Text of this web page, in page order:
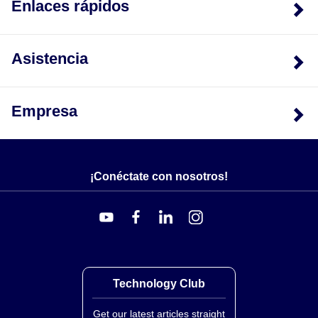
Enlaces rápidos
Asistencia
Empresa
¡Conéctate con nosotros!
Technology Club
Get our latest articles straight